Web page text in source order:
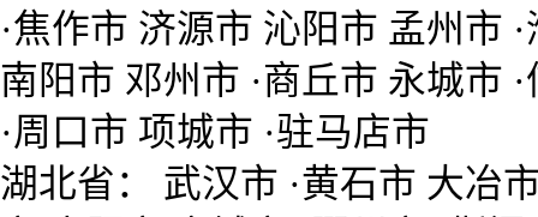
·焦作市 济源市 沁阳市 孟州市
南阳市 邓州市 ·商丘市 永城市
·周口市 项城市 ·驻马店市
湖北省： 武汉市 ·黄石市 大冶